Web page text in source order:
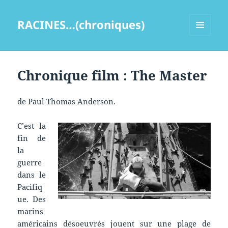
RACINES…(chroniques)
Chronique film : The Master
de Paul Thomas Anderson.
C’est la
fin de
la
guerre
dans le
Pacifiq
ue. Des
marins
américains désoeuvrés jouent sur une plage de